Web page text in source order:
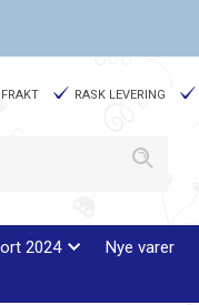
RASK LEVERING
2024 Nye varer